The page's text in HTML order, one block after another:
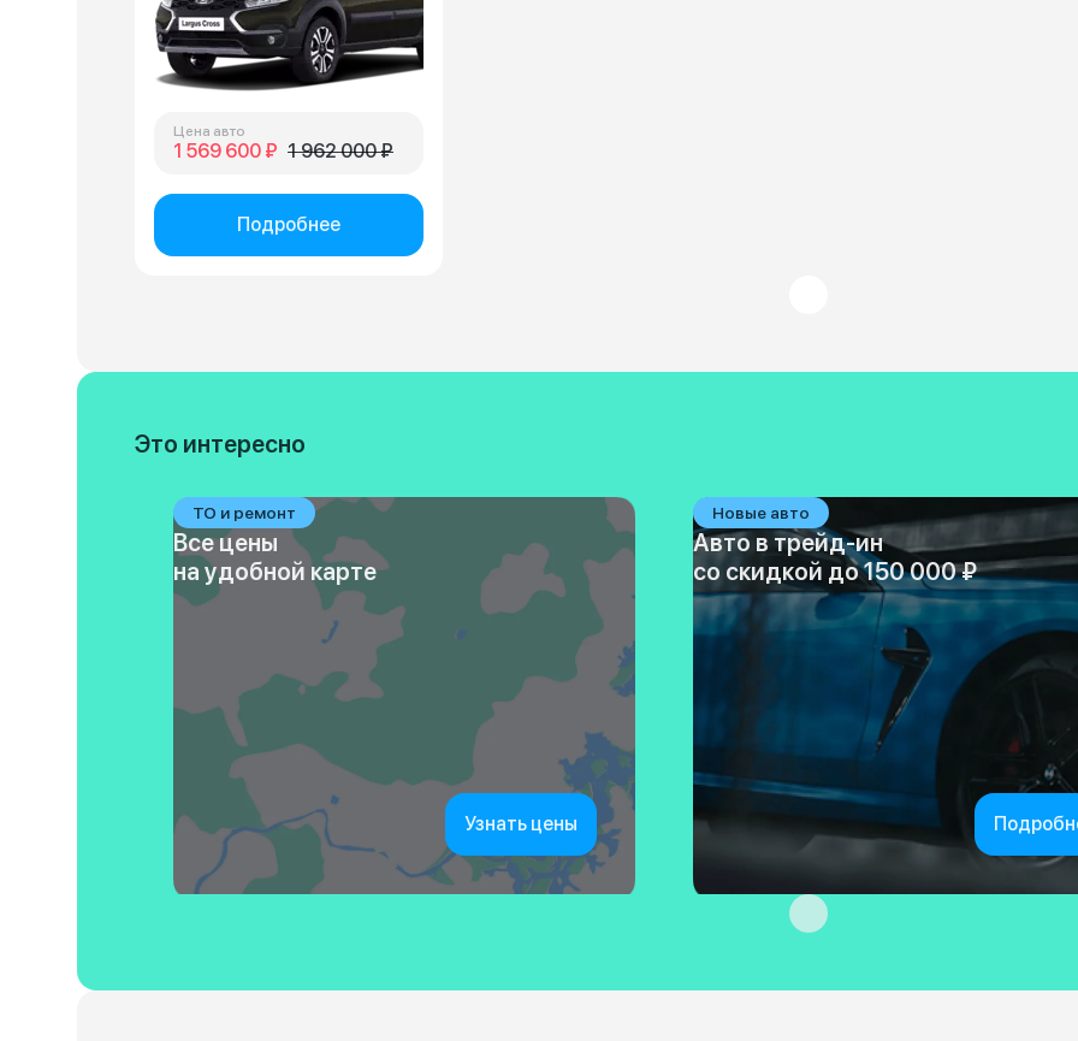
Цена авто
1 569 600 ₽ 1 962 000 ₽
Подробнее
Это интересно
ТО и ремонт
Все цены
на удобной карте
Узнать цены
Новые авто
Авто в трейд-ин
со скидкой до 150 000 ₽